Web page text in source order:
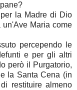
la Madre di Dio
Maria come
percependo le
e per gli altri
però il Purgatorio,
la Santa Cena (in
restituire almeno